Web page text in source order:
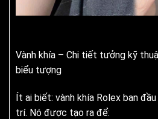
Vành khía – Chi tiết tưởng kỹ
biểu tượng
Ít ai biết: vành khía Rolex ban
trí. Nó được tạo ra để: